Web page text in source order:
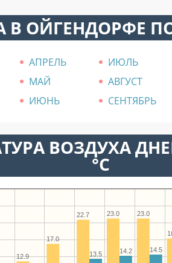
В ОЙГЕНДОРФЕ
АПРЕЛЬ
ИЮЛЬ
МАЙ
АВГУСТ
ИЮНЬ СЕНТЯБРЬ
ВОЗДУХА
°C
23.0
23.0
22.7
17.0
12.9
14.5
14.2
13.5